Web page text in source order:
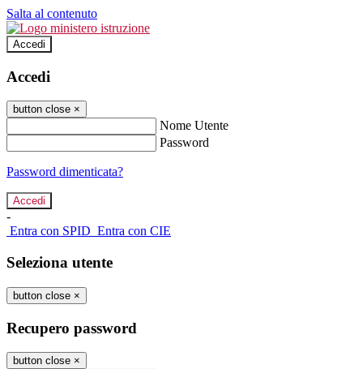
Salta al contenuto
Accedi
Accedi
button close ×
Nome Utente
Password
Password dimenticata?
-
Entra con SPID Entra con CIE
Seleziona utente
button close ×
Recupero password
button close ×